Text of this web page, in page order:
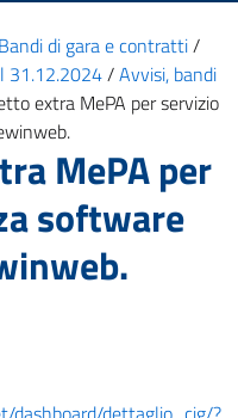
Bandi di gara e contratti/
31.12.2024/Avvisi, bandi
extra MePA per servizio
MePA per
software